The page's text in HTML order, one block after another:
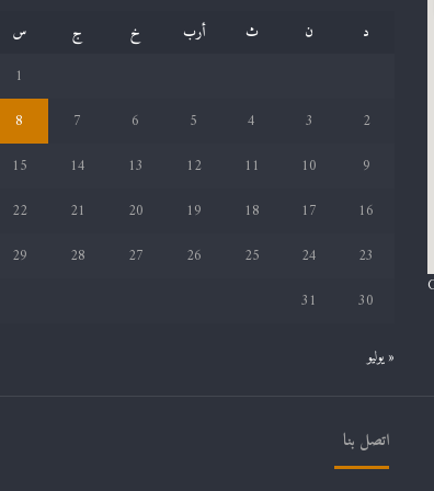
د
ن ث أرب خ ج
س
1
2
3
4
5
6
7
8
9
10
11
12
13
14
15
16
17
18
19
20
21
22
23
24
25
26
27
28
29
30
31
« يوليو
اتصل بنا